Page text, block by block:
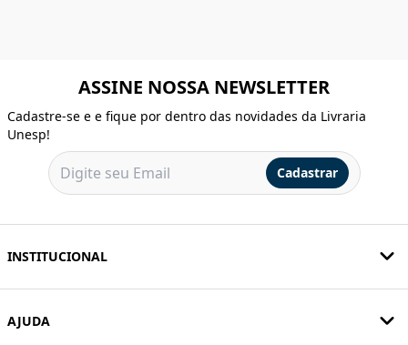
ASSINE NOSSA NEWSLETTER
Cadastre-se e e fique por dentro das novidades da Livraria
Unesp!
Cadastrar
INSTITUCIONAL
AJUDA